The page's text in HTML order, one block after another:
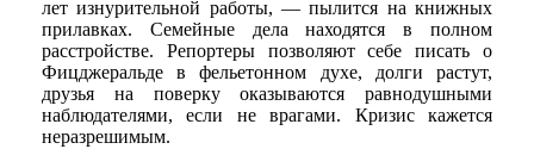
лет изнурительной работы, — пылится на книжных
прилавках. Семейные дела находятся в полном
расстройстве. Репортеры позволяют себе писать о
Фицджеральде в фельетонном духе, долги растут,
друзья на поверку оказываются равнодушными
наблюдателями, если не врагами. Кризис кажется
неразрешимым.